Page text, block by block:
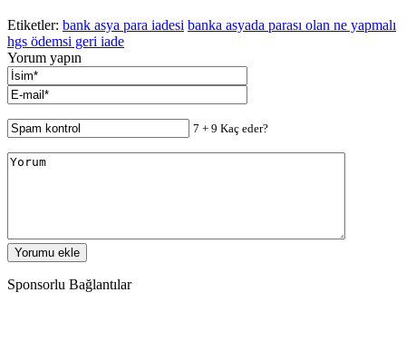
Etiketler: bank asya para iadesi banka asyada parası olan ne yapmalı
hgs ödemsi geri iade
Yorum yapın
7 + 9 Kaç eder?
Sponsorlu Bağlantılar